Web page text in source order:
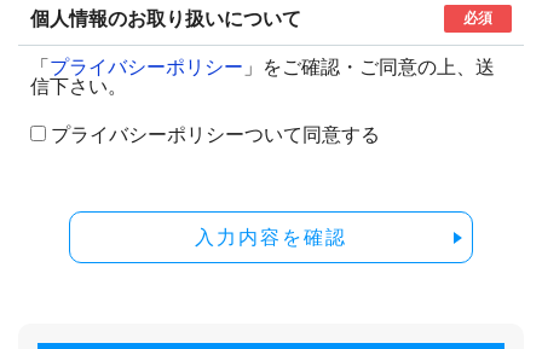
個人情報のお取り扱いについて 必須
「 プライバシーポリシー 」をご確認・ご同意の上、送
信下さい。
プライバシーポリシーついて同意する
入力内容を確認